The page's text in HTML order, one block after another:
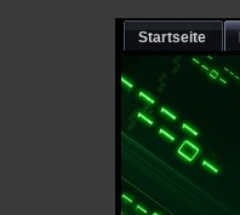
Startseite